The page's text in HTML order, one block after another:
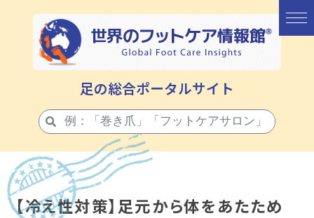
足の総合ポータルサイト
【冷え性対策】足元から体をあたため